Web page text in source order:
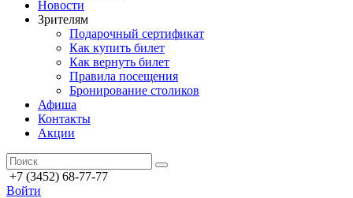
Новости
Зрителям
Подарочный сертификат
Как купить билет
Как вернуть билет
Правила посещения
Бронирование столиков
Афиша
Контакты
Акции
+7 (3452) 68-77-77
Войти